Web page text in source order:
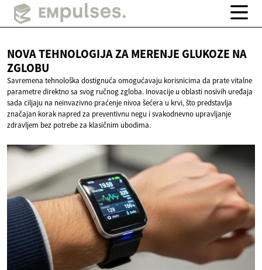
NOVA TEHNOLOGIJA ZA MERENJE GLUKOZE NA
ZGLOBU
Savremena tehnološka dostignuća omogućavaju korisnicima da prate vitalne
parametre direktno sa svog ručnog zgloba. Inovacije u oblasti nosivih uređaja
sada ciljaju na neinvazivno praćenje nivoa šećera u krvi, što predstavlja
značajan korak napred za preventivnu negu i svakodnevno upravljanje
zdravljem bez potrebe za klasičnim ubodima.